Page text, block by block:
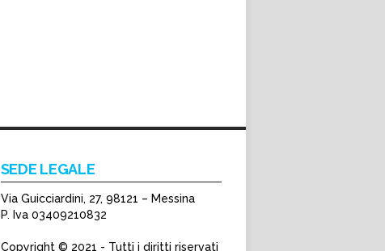
SEDE LEGALE
Via Guicciardini, 27, 98121 – Messina
P. Iva 03409210832
Copyright © 2021 - Tutti i diritti riservati